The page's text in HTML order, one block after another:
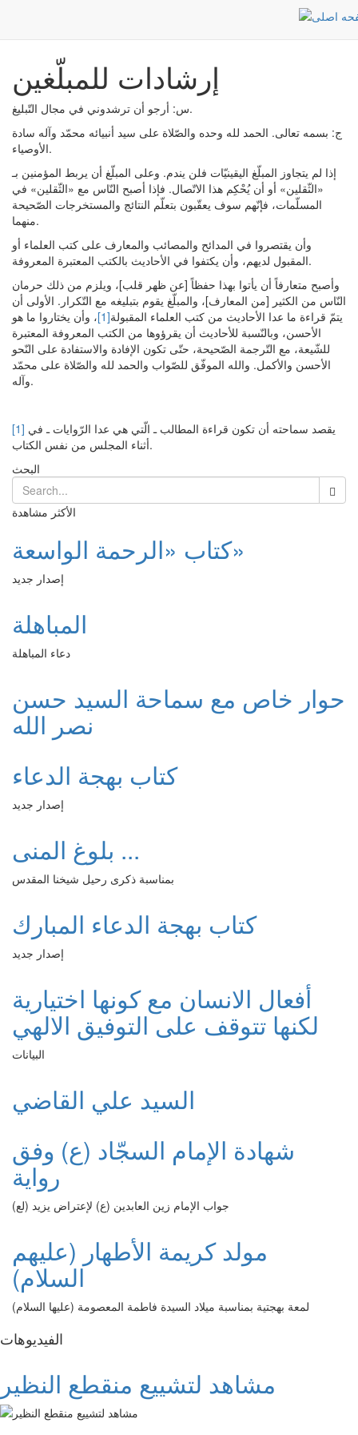
إرشادات للمبلّغين
س: أرجو أن ترشدوني في مجال التّبليغ.
ج: بسمه تعالى. الحمد لله وحده والصّلاة على سيد أنبيائه محمّد وآله سادة
الأوصياء.
إذا لم يتجاوز المبلّغ اليقينيّات فلن يندم. وعلى المبلّغ أن يربط المؤمنين بـ
«الثّقلين» أو أن يُحْكِم هذا الاتّصال. فإذا أصبح النّاس مع «الثّقلين» في
المسلّمات، فإنّهم سوف يعقّبون بتعلّم النتائج والمستخرجات الصّحيحة
منهما.
وأن يقتصروا في المدائح والمصائب والمعارف على كتب العلماء أو
المقبول لديهم، وأن يكتفوا في الأحاديث بالكتب المعتبرة المعروفة.
وأصبح متعارفاً أن يأتوا بهذا حفظاً [عن ظهر قلب]، ويلزم من ذلك حرمان
النّاس من الكثير [من المعارف]، والمبلّغ يقوم بتبليغه مع التّكرار. الأولى أن
يتمّ قراءة ما عدا الأحاديث من كتب العلماء المقبولة[1]
، وأن يختاروا ما هو
الأحسن، وبالنّسبة للأحاديث أن يقرؤوها من الكتب المعروفة المعتبرة
للشّيعة، مع التّرجمة الصّحيحة، حتّى تكون الإفادة والاستفادة على النّحو
الأحسن والأكمل. والله الموفّق للصّواب والحمد لله والصّلاة على محمّد
وآله.
[1]
أثناء المجلس من نفس الكتاب.
البحث
الأكثر مشاهدة
كتاب «الرحمة الواسعة»
إصدار جديد
المباهلة
دعاء المباهلة
حوار خاص مع سماحة السيد حسن
نصر الله
كتاب بهجة الدعاء
إصدار جديد
بلوغ المنى ...
بمناسبة ذكرى رحيل شيخنا المقدس
كتاب بهجة الدعاء المبارك
إصدار جديد
أفعال الانسان مع كونها اختيارية
لكنها تتوقف على التوفيق الالهي
البيانات
السيد علي القاضي
شهادة الإمام السجّاد (ع) وفق
رواية
جواب الإمام زين العابدين (ع) لإعتراض يزيد (لع)
مولد كريمة الأطهار (عليهم
السلام)
لمعة بهجتية بمناسبة ميلاد السيدة فاطمة المعصومة (عليها السلام)
الفیدیوهات
مشاهد لتشييع منقطع النظير